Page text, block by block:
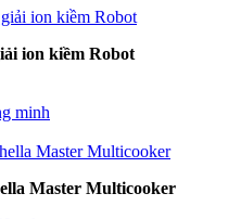
ion kiềm Robot
minh
Master Multicooker